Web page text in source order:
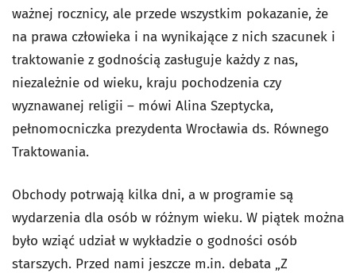
ważnej rocznicy, ale przede wszystkim pokazanie, że
na prawa człowieka i na wynikające z nich szacunek i
traktowanie z godnością zasługuje każdy z nas,
niezależnie od wieku, kraju pochodzenia czy
wyznawanej religii – mówi Alina Szeptycka,
pełnomocniczka prezydenta Wrocławia ds. Równego
Traktowania.
Obchody potrwają kilka dni, a w programie są
wydarzenia dla osób w różnym wieku. W piątek można
było wziąć udział w wykładzie o godności osób
starszych. Przed nami jeszcze m.in. debata „Z